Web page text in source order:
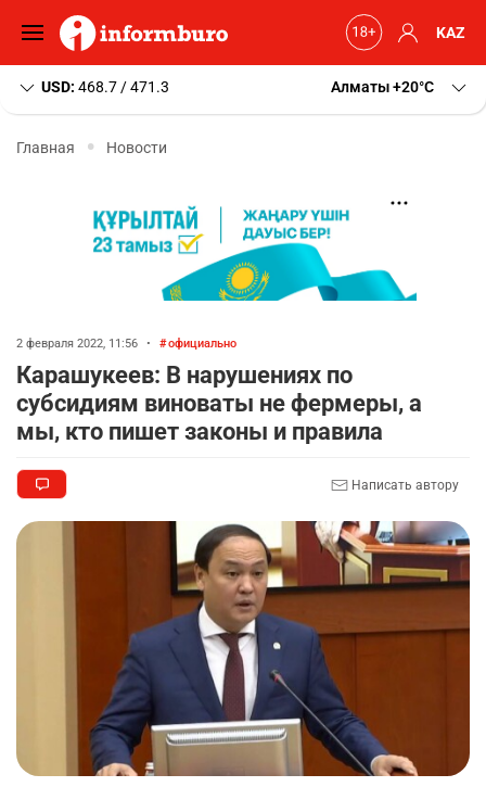
KAZ
USD: 468.7 / 471.3 Алматы+20 C
Главная Новости
2 февраля 2022, 11:56 • официально
Карашукеев: В нарушениях по
субсидиям виноваты не фермеры, а
мы, кто пишет законы и правила
Написать автору